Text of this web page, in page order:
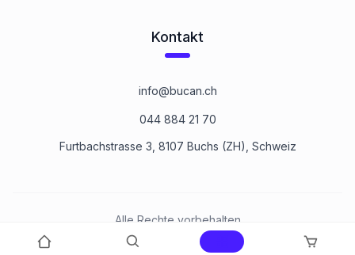
Kontakt
info@bucan.ch
044 884 21 70
Furtbachstrasse 3, 8107 Buchs (ZH), Schweiz
Alle Rechte vorbehalten
Bucan Befestigungstechnik AG